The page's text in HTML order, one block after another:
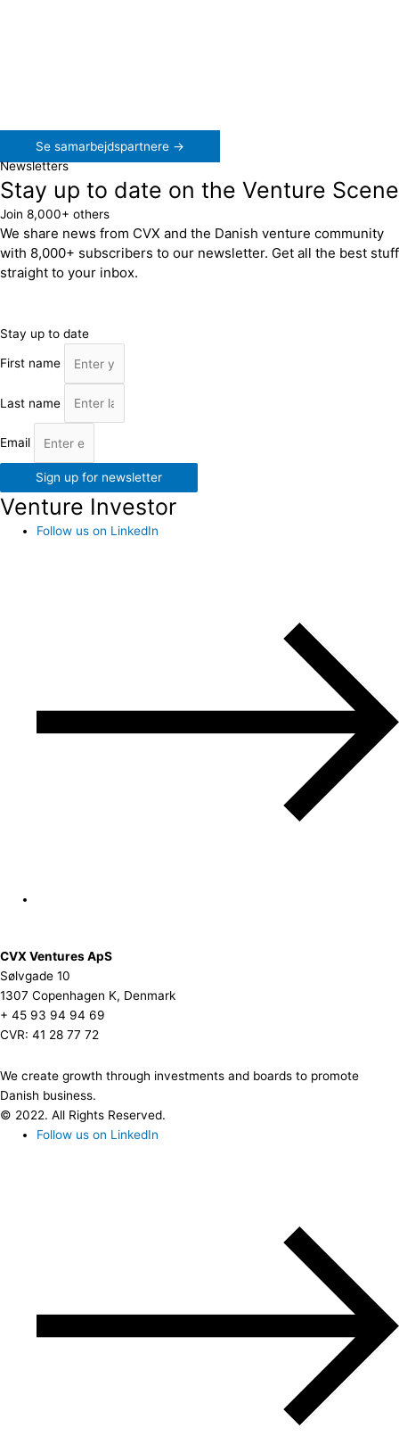
Se samarbejdspartnere →
Newsletters
Stay up to date on the Venture Scene
Join 8,000+ others
We share news from CVX and the Danish venture community
with 8,000+ subscribers to our newsletter. Get all the best stuff
straight to your inbox.
Stay up to date
First name
Last name
Email
Sign up for newsletter
Venture Investor
Follow us on LinkedIn
CVX Ventures ApS
Sølvgade 10
1307 Copenhagen K, Denmark
+ 45 93 94 94 69
CVR: 41 28 77 72
We create growth through investments and boards to promote
Danish business.
© 2022. All Rights Reserved.
Follow us on LinkedIn